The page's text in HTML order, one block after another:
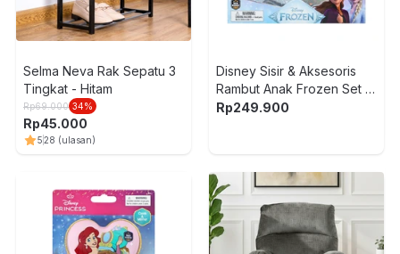
Selma Neva Rak Sepatu 3
Tingkat - Hitam
Rp69.000 34%
Rp45.000
528 (ulasan)
Disney Sisir & Aksesoris
Rambut Anak Frozen Set 15
pcs - Mix
Rp249.900